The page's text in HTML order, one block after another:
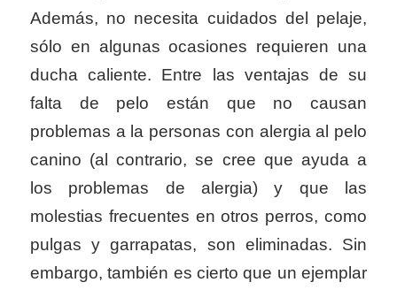
Además, no necesita cuidados del pelaje,
sólo en algunas ocasiones requieren una
ducha caliente. Entre las ventajas de su
falta de pelo están que no causan
problemas a la personas con alergia al pelo
canino (al contrario, se cree que ayuda a
los problemas de alergia) y que las
molestias frecuentes en otros perros, como
pulgas y garrapatas, son eliminadas. Sin
embargo, también es cierto que un ejemplar